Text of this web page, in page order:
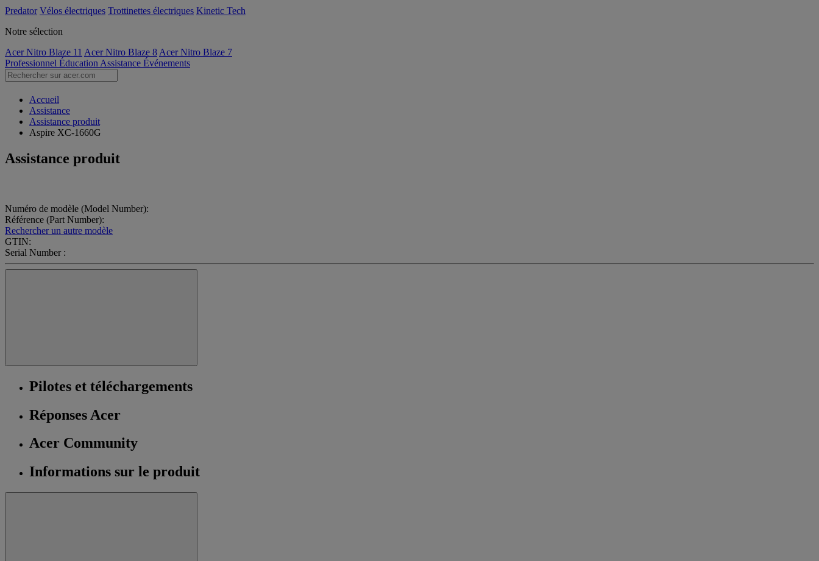
Predator Vélos électriques Trottinettes électriques Kinetic Tech
Notre sélection
Acer Nitro Blaze 11 Acer Nitro Blaze 8 Acer Nitro Blaze 7
Professionnel Éducation Assistance Événements
Accueil
Assistance
Assistance produit
Aspire XC-1660G
Assistance produit
Numéro de modèle (Model Number):
Référence (Part Number):
Rechercher un autre modèle
GTIN:
Serial Number :
Pilotes et téléchargements
Réponses Acer
Acer Community
Informations sur le produit